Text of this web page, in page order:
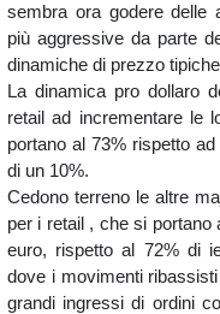
sembra ora godere delle
più aggressive da parte
dinamiche di prezzo
La dinamica pro dollaro
retail ad incrementare le
portano al 73% rispetto
di un 10%.
Cedono terreno le altre
per i retail , che si portano
euro, rispetto al 72% di
dove i movimenti
grandi ingressi di ordini